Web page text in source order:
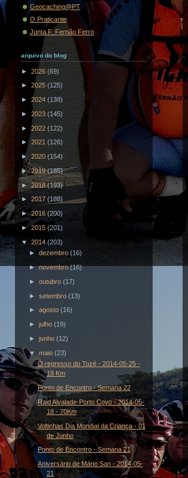
Geocaching@PT
O Praticante
Junta F. Fernão Ferro
arquivo do blog
► 2026 (69)
► 2025 (125)
► 2024 (138)
► 2023 (145)
► 2022 (122)
► 2021 (126)
► 2020 (154)
►2019(185)
►2018(193)
► 2017 (188)
►2016 (200)
►2015 (201)
▼ 2014 (203)
►dezembro(16)
►novembro(16)
►outubro(17)
►setembro(13)
►agosto(16)
►julho(19)
►junho(12)
▼maio(23)
O regresso do Tozé - 2014-05-25 -
18 Km
Ponto de Encontro - Semana 22
Raid Alvalade-Porto Covo - 2014-05-
18 - 70Km
Voltinhas Dia Mundial da Criança - 01
de Junho
Ponto de Encontro - Semana 21
Aniversário de Mário San - 2014-05-
21